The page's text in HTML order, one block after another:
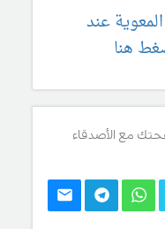
عند
هنا
مع الأصدقاء